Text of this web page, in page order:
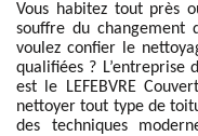
Vous habitez tout près
souffre du changement
voulez confier le
qualifiées ?
est le LEFEBVRE
nettoyer tout type de
des techniques